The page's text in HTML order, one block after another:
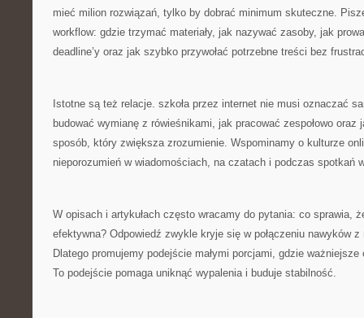
mieć milion rozwiązań, tylko by dobrać minimum skuteczne.
workflow: gdzie trzymać materiały, jak nazywać zasoby, jak
deadline’y oraz jak szybko przywołać potrzebne treści bez
Istotne są też relacje. szkoła przez internet nie musi oznaczać
budować wymianę z rówieśnikami, jak pracować zespołowo oraz
sposób, który zwiększa zrozumienie. Wspominamy o kulturze
nieporozumień w wiadomościach, na czatach i podczas spotkań
W opisach i artykułach często wracamy do pytania: co sprawia,
efektywna? Odpowiedź zwykle kryje się w połączeniu nawyków
Dlatego promujemy podejście małymi porcjami, gdzie
To podejście pomaga uniknąć wypalenia i buduje stabilność.